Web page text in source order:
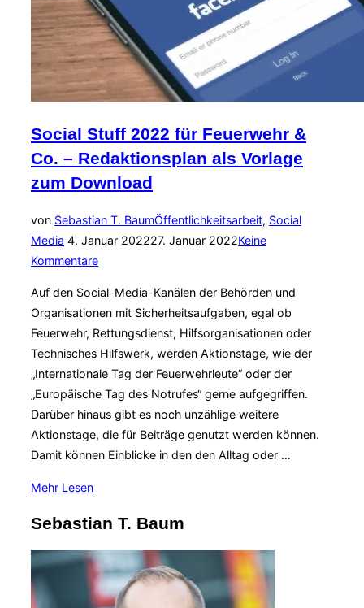
Social Stuff 2022 für Feuerwehr &
Co. – Redaktionsplan als Vorlage
zum Download
von Sebastian T. BaumÖffentlichkeitsarbeit, Social
Media Veröffentlicht
am
4. Januar 202227. Januar 2022Keine
Kommentare
Auf den Social-Media-Kanälen der Behörden und
Organisationen mit Sicherheitsaufgaben, egal ob
Feuerwehr, Rettungsdienst, Hilfsorganisationen oder
Technisches Hilfswerk, werden Aktionstage, wie der
„Internationale Tag der Feuerwehrleute“ oder der
„Europäische Tag des Notrufes“ gerne aufgegriffen.
Darüber hinaus gibt es noch unzählige weitere
Aktionstage, die für Beiträge genutzt werden können.
Damit können Einblicke in den den Alltag oder …
Mehr über
Stuff
2022
für
Lesen
Sebastian T. Baum